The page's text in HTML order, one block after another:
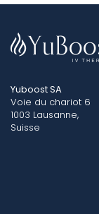
Yuboost SA
Voie du chariot 6
1003 Lausanne,
Suisse